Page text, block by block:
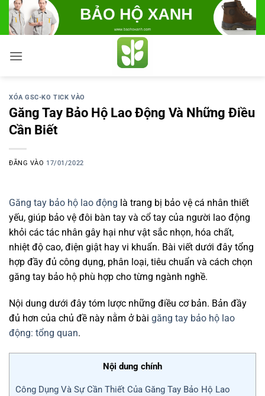
Bỏ
qua
nội
dung
XÓA GSC-KO TICK VÀO
Găng Tay Bảo Hộ Lao Động Và Những Điều
Cần Biết
ĐĂNG VÀO 17/01/2022
Găng tay bảo hộ lao động là trang bị bảo vệ cá nhân thiết
yếu, giúp bảo vệ đôi bàn tay và cổ tay của người lao động
khỏi các tác nhân gây hại như vật sắc nhọn, hóa chất,
nhiệt độ cao, điện giật hay vi khuẩn. Bài viết dưới đây tổng
hợp đầy đủ công dụng, phân loại, tiêu chuẩn và cách chọn
găng tay bảo hộ phù hợp cho từng ngành nghề.
Nội dung dưới đây tóm lược những điều cơ bản. Bản đầy
đủ hơn của chủ đề này nằm ở bài găng tay bảo hộ lao
động: tổng quan.
Nội dung chính
Công Dụng Và Sự Cần Thiết Của Găng Tay Bảo Hộ Lao